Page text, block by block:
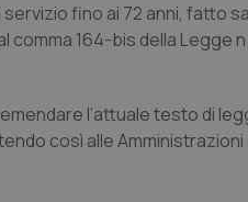
fino ai 72 anni, fatto
164-bis della Legge
l’attuale testo di
così alle Amministrazioni
4
Questo cookie è impostato
assegnare un identificatore
mese
Universal Analytics, che è un
significativo del servizio di
utilizzato da Google. Questo